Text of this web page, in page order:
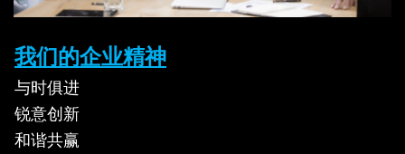
我们的企业精神
与时俱进
锐意创新
和谐共赢